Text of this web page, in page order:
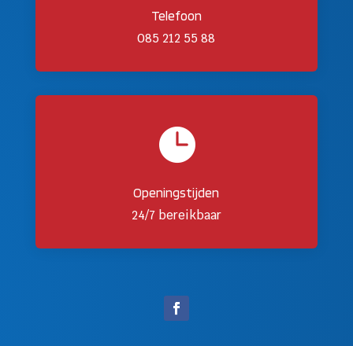
Telefoon
085 212 55 88

Openingstijden
24/7 bereikbaar